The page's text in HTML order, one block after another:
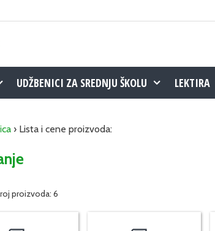
UDŽBENICI ZA SREDNJU ŠKOLU LEKTIRA
› Lista i cene proizvoda:
proizvoda: 6